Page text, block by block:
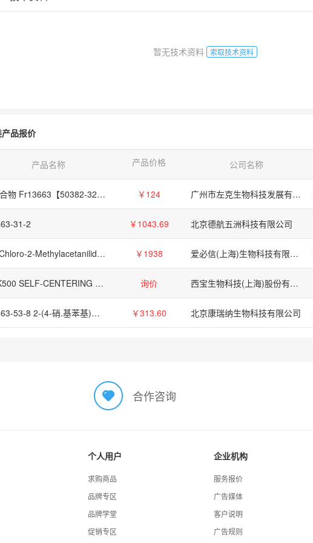
暂无技术资料 索取技术资料
品报价
产品名称 产品价格 公司名称
化合物 Fr13663【50382-32-6】 ￥124 广州市左克生物科技发展有限公司
31-2 ￥1043.69 北京德航五洲科技有限公司
3-Chloro-2-Methylacetanilide,7463-35-6 ￥1938 爱必信(上海)生物科技有限公司
PK500 SELF-CENTERING SUPPORT FR 5X32MM INSERT 询价 西宝生物科技(上海)股份有限公司
7463-53-8 2-(4-硝.基苯基)丁酸 ￥313.60 北京康瑞纳生物科技有限公司
合作咨询
个人用户
求购商品
品牌专区
品牌学堂
促销专区
企业机构
服务报价
广告媒体
客户说明
广告规则